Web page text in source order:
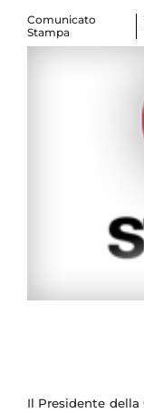
Comunicato
Stampa
Il Presidente della